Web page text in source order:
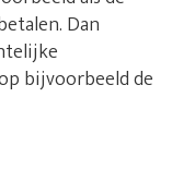
Dan
bijvoorbeeld de